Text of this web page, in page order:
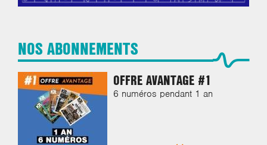
NOS ABONNEMENTS
OFFRE AVANTAGE #1
6 numéros pendant 1 an